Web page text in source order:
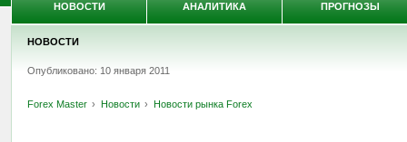
НОВОСТИ
Опубликовано: 10 января 2011
Forex Master Новости Новости рынка Forex
НОВОСТИ АНАЛИТИКА ПРОГНОЗЫ